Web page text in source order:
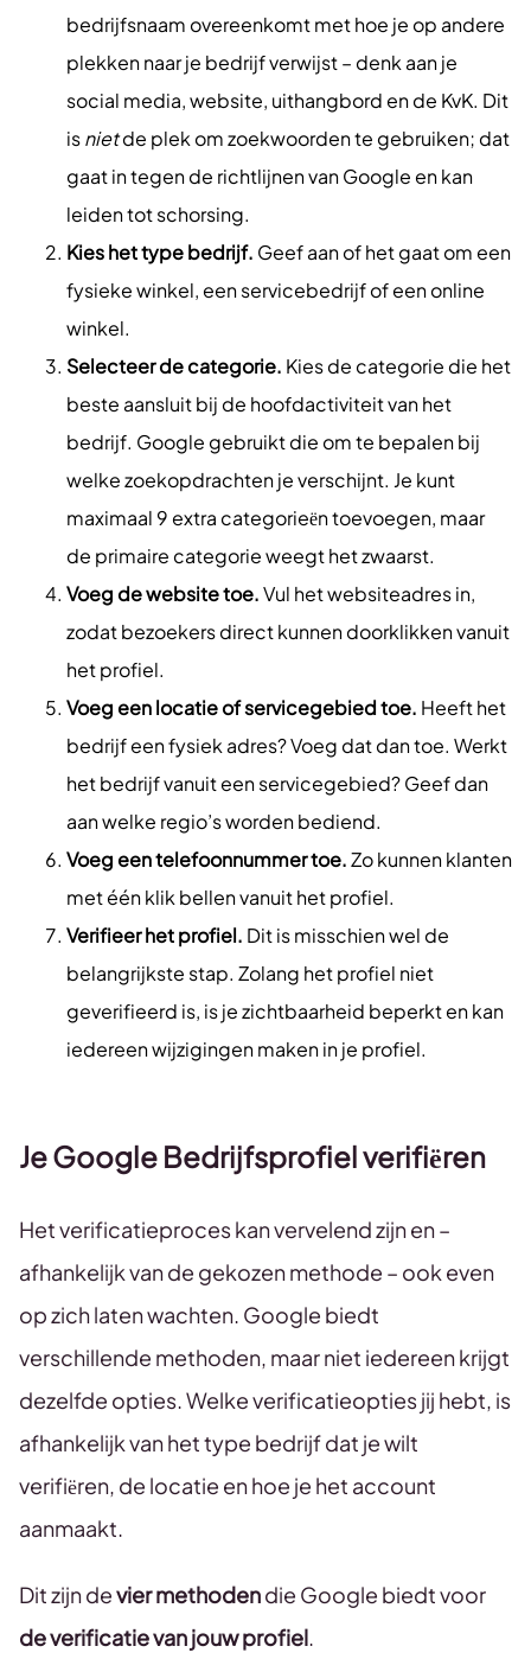
bedrijfsnaam overeenkomt met hoe je op andere
plekken naar je bedrijf verwijst – denk aan je
social media, website, uithangbord en de KvK. Dit
isnietde plek om zoekwoorden te gebruiken; dat
gaat in tegen de richtlijnen van Google en kan
leiden tot schorsing.
Kies het type bedrijf. Geef aan of het gaat om een
fysieke winkel, een servicebedrijf of een online
winkel.
Selecteer de categorie. Kies de categorie die het
beste aansluit bij de hoofdactiviteit van het
bedrijf. Google gebruikt die om te bepalen bij
welke zoekopdrachten je verschijnt. Je kunt
maximaal 9 extra categorieën toevoegen, maar
de primaire categorie weegt het zwaarst.
Voeg de website toe.Vul het websiteadres in,
zodat bezoekers direct kunnen doorklikken vanuit
het profiel.
Voeg een locatie of servicegebied toe. Heeft het
bedrijf een fysiek adres? Voeg dat dan toe. Werkt
het bedrijf vanuit een servicegebied? Geef dan
aan welke regio’s worden bediend.
Voeg een telefoonnummer toe.Zo kunnen klanten
met één klik bellen vanuit het profiel.
Verifieer het profiel. Dit is misschien wel de
belangrijkste stap. Zolang het profiel niet
geverifieerd is, is je zichtbaarheid beperkt en kan
iedereen wijzigingen maken in je profiel.
Je Google Bedrijfsprofiel verifiëren
Het verificatieproces kan vervelend zijn en –
afhankelijk van de gekozen methode – ook even
op zich laten wachten. Google biedt
verschillende methoden, maar niet iedereen krijgt
dezelfde opties. Welke verificatieopties jij hebt, is
afhankelijk van het type bedrijf dat je wilt
verifiëren, de locatie en hoe je het account
aanmaakt.
Dit zijn devier methodendie Google biedt voor
de verificatie van jouw profiel.